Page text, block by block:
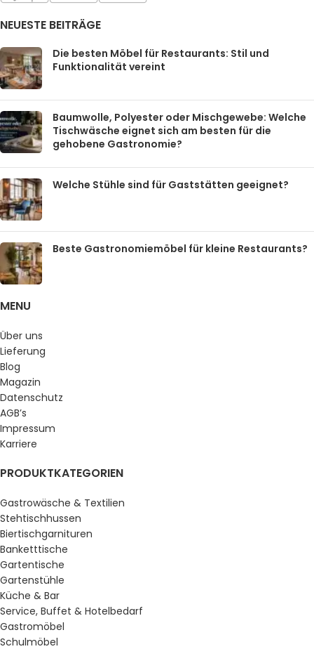
NEUESTE BEITRÄGE
Die besten Möbel für Restaurants: Stil und
Funktionalität vereint
Baumwolle, Polyester oder Mischgewebe: Welche
Tischwäsche eignet sich am besten für die
gehobene Gastronomie?
Welche Stühle sind für Gaststätten geeignet?
Beste Gastronomiemöbel für kleine Restaurants?
MENU
Über uns
Lieferung
Blog
Magazin
Datenschutz
AGB’s
Impressum
Karriere
PRODUKTKATEGORIEN
Gastrowäsche & Textilien
Stehtischhussen
Biertischgarnituren
Banketttische
Gartentische
Gartenstühle
Küche & Bar
Service, Buffet & Hotelbedarf
Gastromöbel
Schulmöbel